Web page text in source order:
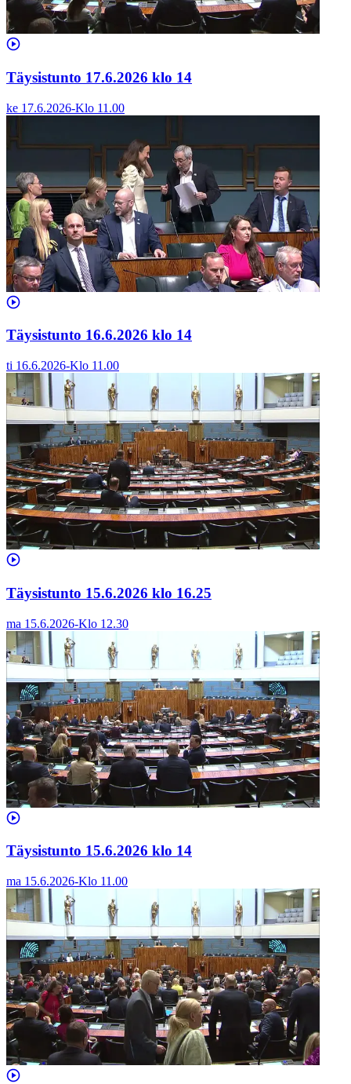
Täysistunto 17.6.2026 klo 14
ke 17.6.2026-Klo 11.00
Täysistunto 16.6.2026 klo 14
ti 16.6.2026-Klo 11.00
Täysistunto 15.6.2026 klo 16.25
ma 15.6.2026-Klo 12.30
Täysistunto 15.6.2026 klo 14
ma 15.6.2026-Klo 11.00